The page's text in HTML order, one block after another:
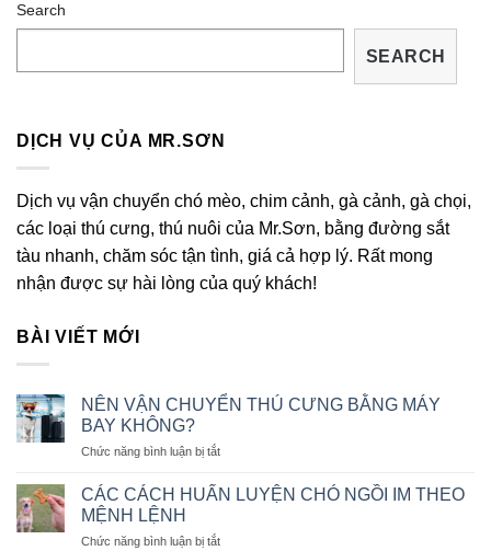
Search
SEARCH
DỊCH VỤ CỦA MR.SƠN
Dịch vụ vận chuyển chó mèo, chim cảnh, gà cảnh, gà chọi,
các loại thú cưng, thú nuôi của Mr.Sơn, bằng đường sắt
tàu nhanh, chăm sóc tận tình, giá cả hợp lý. Rất mong
nhận được sự hài lòng của quý khách!
BÀI VIẾT MỚI
NÊN VẬN CHUYỂN THÚ CƯNG BẰNG MÁY
BAY KHÔNG?
Chức năng bình luận bị tắtở
VẬN
CƯNG
CÁC CÁCH HUẤN LUYỆN CHÓ NGỒI IM THEO
MỆNH LỆNH
Chức năng bình luận bị tắtở